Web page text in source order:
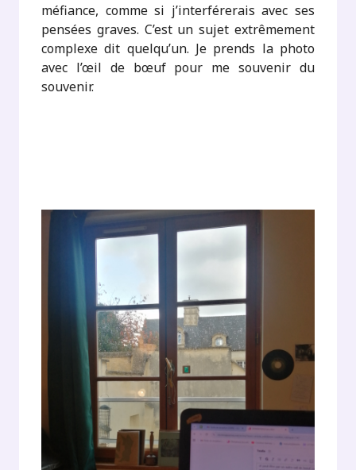
méfiance, comme si j’interférerais avec ses
pensées graves. C’est un sujet extrêmement
complexe dit quelqu’un. Je prends la photo
avec l’œil de bœuf pour me souvenir du
souvenir.